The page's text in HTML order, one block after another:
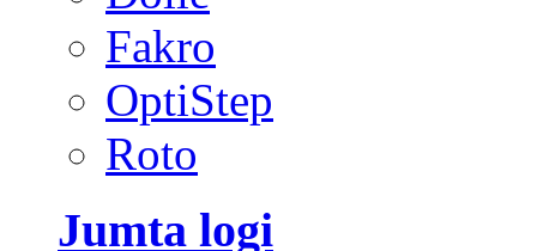
Fakro
OptiStep
Roto
Jumta logi